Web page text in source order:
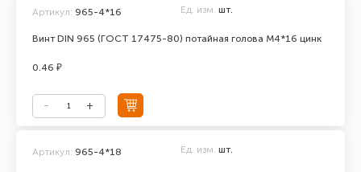
Винт DIN 965 (ГОСТ 17475-80) потайная голова М4*16 цинк
Артикул: 965-4*16 Ед. изм. шт.
0.46 ₽
Артикул: 965-4*18 Ед. изм. шт.